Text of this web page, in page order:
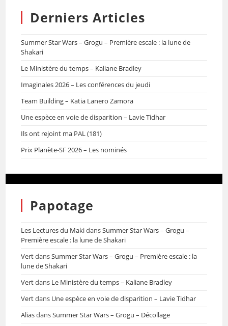
Derniers Articles
Summer Star Wars – Grogu – Première escale : la lune de
Shakari
Le Ministère du temps – Kaliane Bradley
Imaginales 2026 – Les conférences du jeudi
Team Building – Katia Lanero Zamora
Une espèce en voie de disparition – Lavie Tidhar
Ils ont rejoint ma PAL (181)
Prix Planète-SF 2026 – Les nominés
Papotage
Les Lectures du MakidansSummer Star Wars – Grogu –
Première escale : la lune de Shakari
VertdansSummer Star Wars – Grogu – Première escale : la
lune de Shakari
Vertdans Le Ministère du temps – Kaliane Bradley
Vertdans Une espèce en voie de disparition – Lavie Tidhar
AliasdansSummer Star Wars – Grogu – Décollage